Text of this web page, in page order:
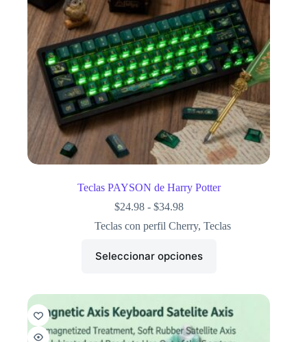
Teclas PAYSON de Harry Potter
$24.98 - $34.98
Teclas con perfil Cherry, Teclas
Seleccionar opciones